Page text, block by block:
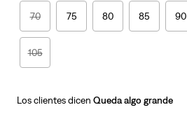
70 75 80 85 90
105
Los clientes dicen Queda algo grande